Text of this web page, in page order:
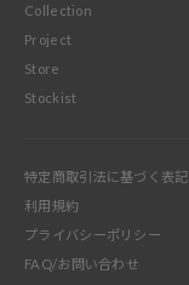
Collection
Project
Store
Stockist
特定商取引法に基づく表記
利用規約
プライバシーポリシー
FAQ/お問い合わせ